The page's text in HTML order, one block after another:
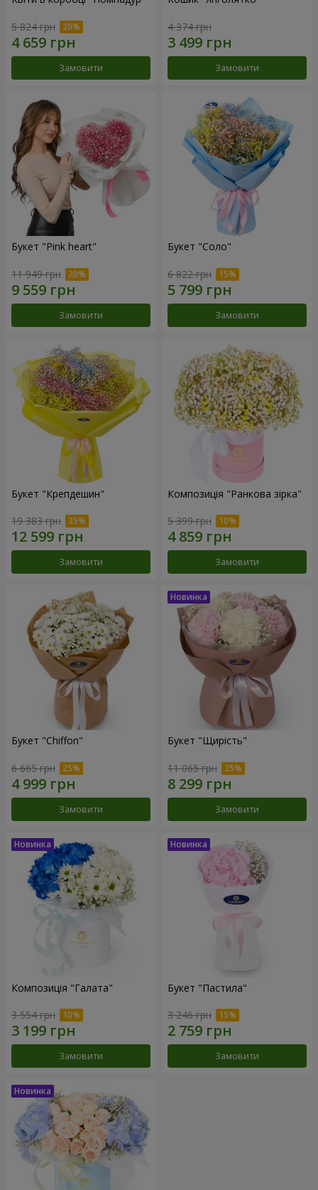
5 824 грн
Замовити
4 374 грн
Замовити
Букет "Pink heart"
11 949 грн
Замовити
Букет "Соло"
6 822 грн
Замовити
Букет "Крепдешин"
19 383 грн
Замовити
Композиція "Ранкова зірка"
5 399 грн
Замовити
Букет "Chiffon"
6 665 грн
Замовити
Букет "Щирість"
11 065 грн
Замовити
Композиція "Галата"
3 554 грн
Замовити
Букет "Пастила"
3 246 грн
Замовити